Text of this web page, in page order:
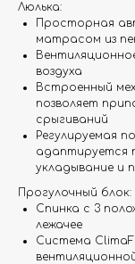
Люлька:
Просторная
матрасом из
воздуха
Встроенный
позволяет
срыгиваний
Регулируемая
адаптируется
укладывание и
Прогулочный блок:
Спинка с 3
лежачее
Система